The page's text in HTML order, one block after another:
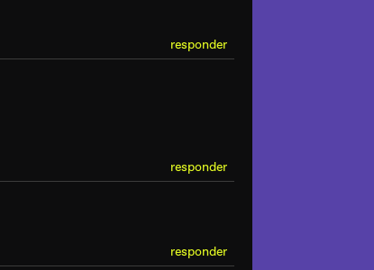
responder
responder
responder